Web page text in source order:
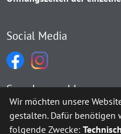
Social Media
Sprachauswahl
Möchten Sie vonGoogle
Wir möchten unsere
gestalten. Dafür
folgende Zwecke: